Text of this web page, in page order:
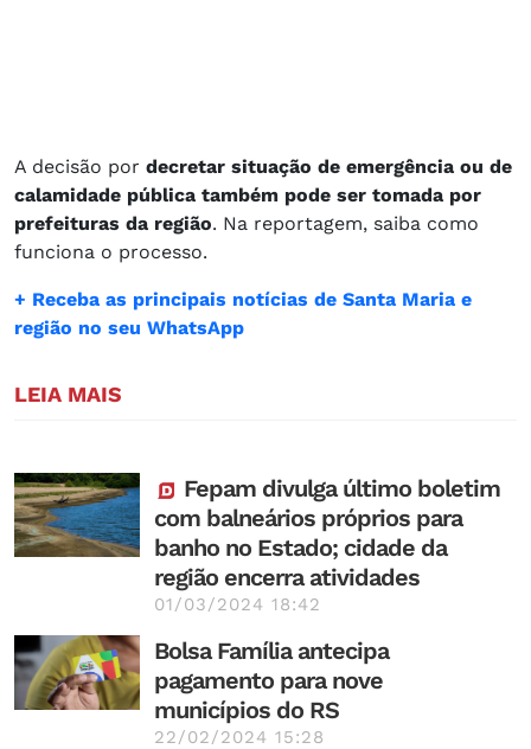
A decisão por decretar situação de emergência ou de
calamidade pública também pode ser tomada por
prefeituras da região. Na reportagem, saiba como
funciona o processo.
+ Receba as principais notícias de Santa Maria e
região no seu WhatsApp
LEIA MAIS
Fepam divulga último boletim
com balneários próprios para
banho no Estado; cidade da
região encerra atividades
01/03/2024 18:42
Bolsa Família antecipa
pagamento para nove
municípios do RS
22/02/2024 15:28